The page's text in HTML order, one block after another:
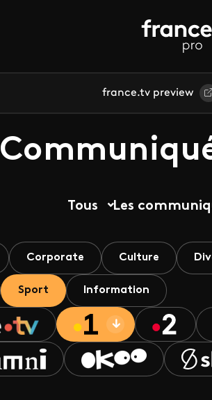
france.tv preview
Tous Les
Corporate Culture
Sport Information